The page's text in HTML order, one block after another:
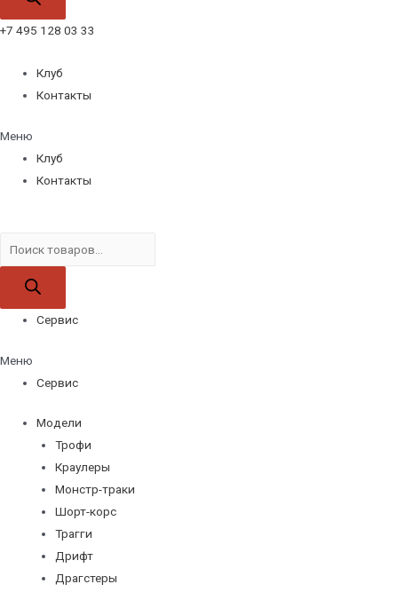
+7 495 128 03 33
Клуб
Контакты
Меню
Клуб
Контакты
товаров
Сервис
Меню
Сервис
Модели
Трофи
Краулеры
Монстр-траки
Шорт-корс
Трагги
Дрифт
Драгстеры